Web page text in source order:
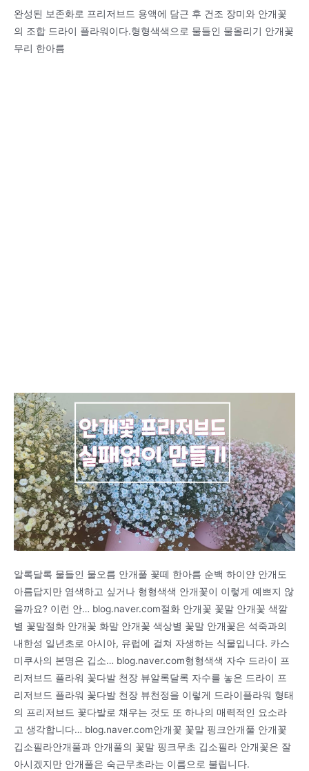
완성된 보존화로 프리저브드 용액에 담근 후 건조 장미와 안개꽃
의 조합 드라이 플라워이다.형형색색으로 물들인 물올리기 안개꽃
무리 한아름
알록달록 물들인 물오름 안개풀 꽃떼 한아름 순백 하이얀 안개도
아름답지만 염색하고 싶거나 형형색색 안개꽃이 이렇게 예쁘지 않
을까요? 이런 안… blog.naver.com절화 안개꽃 꽃말 안개꽃 색깔
별 꽃말절화 안개꽃 화말 안개꽃 색상별 꽃말 안개꽃은 석죽과의
내한성 일년초로 아시아, 유럽에 걸쳐 자생하는 식물입니다. 카스
미쿠사의 본명은 깁소… blog.naver.com형형색색 자수 드라이 프
리저브드 플라워 꽃다발 천장 뷰알록달록 자수를 놓은 드라이 프
리저브드 플라워 꽃다발 천장 뷰천정을 이렇게 드라이플라워 형태
의 프리저브드 꽃다발로 채우는 것도 또 하나의 매력적인 요소라
고 생각합니다… blog.naver.com안개꽃 꽃말 핑크안개풀 안개꽃
깁소필라안개풀과 안개풀의 꽃말 핑크무초 깁소필라 안개꽃은 잘
아시겠지만 안개풀은 숙근무초라는 이름으로 불립니다.